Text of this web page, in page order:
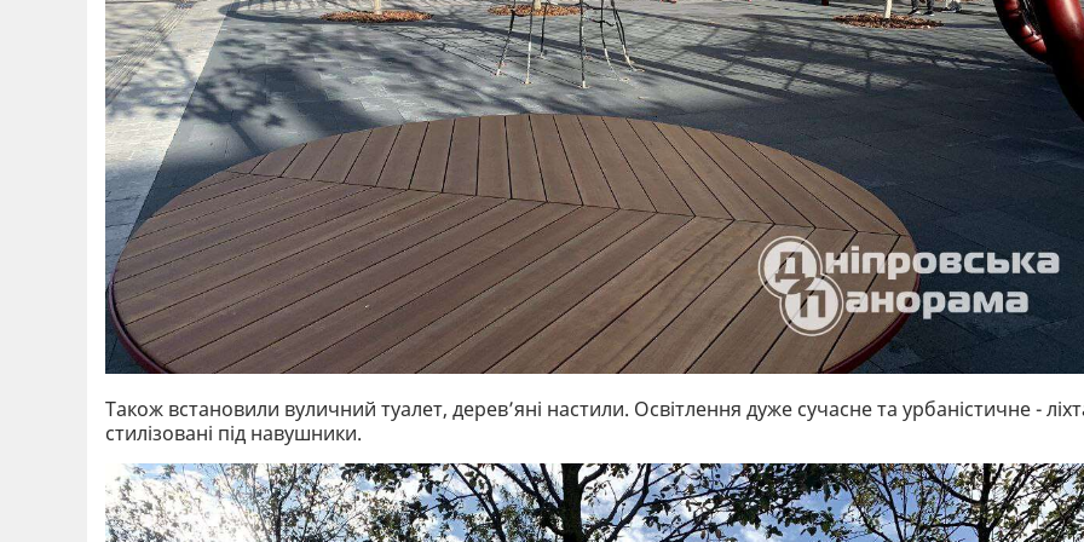
Також встановили вуличний туалет, дерев’яні настили. Освітлення дуже сучасне та урбаністичне -
стилізовані під навушники.